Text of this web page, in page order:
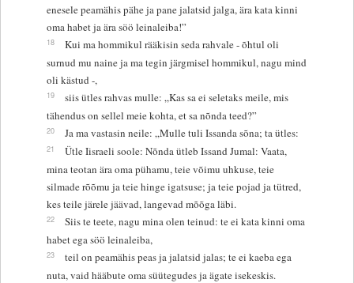
enesele peamähis pähe ja pane jalatsid jalga, ära kata kinni
oma habet ja ära söö leinaleiba!”
18
Kui ma hommikul rääkisin seda rahvale - õhtul oli
surnud mu naine ja ma tegin järgmisel hommikul, nagu mind
oli kästud -,
19
siis ütles rahvas mulle: „Kas sa ei seletaks meile, mis
tähendus on sellel meie kohta, et sa nõnda teed?”
20 Ja ma vastasin neile: „Mulle tuli Issanda sõna; ta ütles:
21
Ütle Iisraeli soole: Nõnda ütleb Issand Jumal: Vaata,
mina teotan ära oma pühamu, teie võimu uhkuse, teie
silmade rõõmu ja teie hinge igatsuse; ja teie pojad ja tütred,
kes teile järele jäävad, langevad mõõga läbi.
22
Siis te teete, nagu mina olen teinud: te ei kata kinni oma
habet ega söö leinaleiba,
23
teil on peamähis peas ja jalatsid jalas; te ei kaeba ega
nuta, vaid hääbute oma süütegudes ja ägate isekeskis.